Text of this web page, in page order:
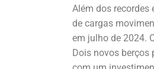
Além dos
de cargas
em julho de 2024.
Dois novos berços